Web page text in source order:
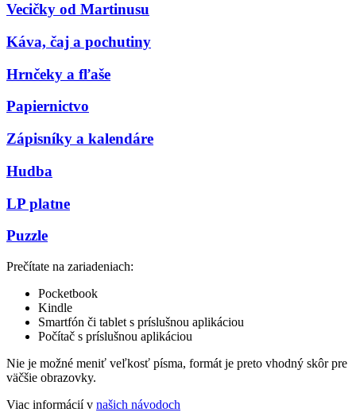
Vecičky od Martinusu
Káva, čaj a pochutiny
Hrnčeky a fľaše
Papiernictvo
Zápisníky a kalendáre
Hudba
LP platne
Puzzle
Prečítate na zariadeniach:
Pocketbook
Kindle
Smartfón či tablet s príslušnou aplikáciou
Počítač s príslušnou aplikáciou
Nie je možné meniť veľkosť písma, formát je preto vhodný skôr pre
väčšie obrazovky.
Viac informácií v našich návodoch